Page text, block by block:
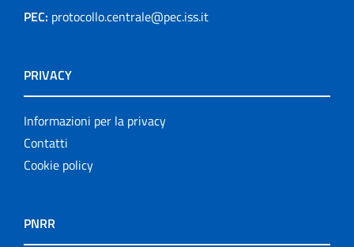
PEC: protocollo.centrale@pec.iss.it
PRIVACY
Informazioni per la privacy
Contatti
Cookie policy
PNRR